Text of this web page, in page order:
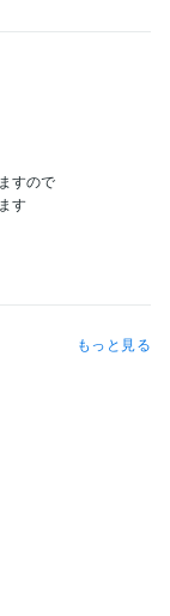
すので
す
サムネイル講座
もっと見る